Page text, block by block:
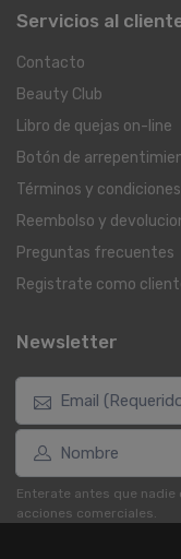
Servicios al
Contacto
Beauty Club
Libro de quejas on-line
Botón de
Términos y condiciones
Reembolso y
Preguntas frecuentes
Registrate como
Newsletter
Enterate antes que
acciones comerciales.